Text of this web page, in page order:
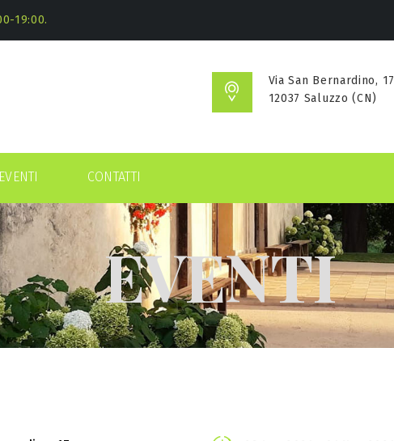
19:00.
Via San Bernardino, 17
12037 Saluzzo (CN)
EVENTI CONTATTI
EVENTI